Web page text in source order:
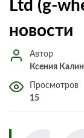
Ltd (g-
новости
Автор
Ксения
Просмотров
15